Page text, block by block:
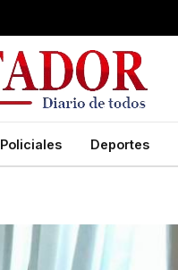
Policiales Deportes